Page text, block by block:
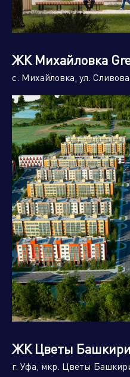
ЖК Михайловка
с. Михайловка, ул.
ЖК Цветы
г. Уфа, мкр. Цветы